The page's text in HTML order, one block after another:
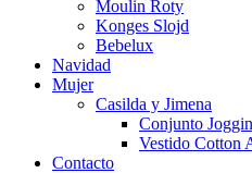
Moulin Roty
Konges Slojd
Bebelux
Navidad
Mujer
Casilda y Jimena
Conjunto
Vestido Cotton
Contacto